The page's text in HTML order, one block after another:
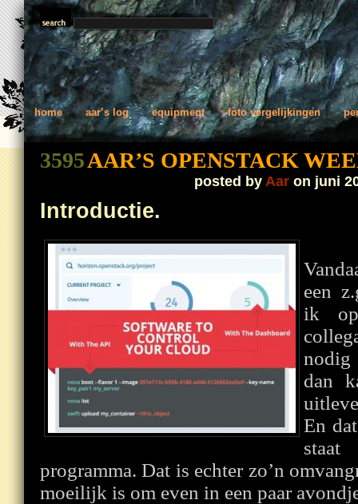
home aar’s log equipment foto vergelijkingen
3595AAR’S OPENSTACK
posted by Aaron juni
Introductie.
een
ik
dan
En
programma. Dat is echter zo’n
moeilijk is om even in een paar